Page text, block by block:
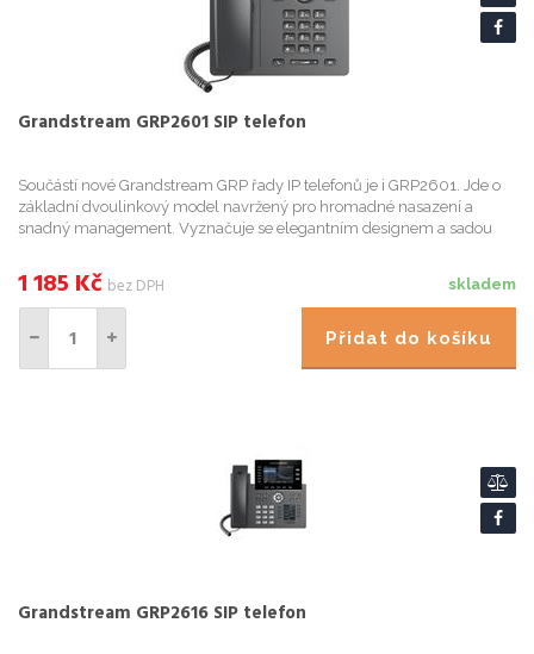
Grandstream GRP2601 SIP telefon
Součástí nové Grandstream GRP řady IP telefonů je i GRP2601. Jde o
základní dvoulinkový model navržený pro hromadné nasazení a
snadný management. Vyznačuje se elegantním designem a sadou
maximál...
skladem
1 185 Kč bez DPH
Přidat do košíku
Grandstream GRP2616 SIP telefon